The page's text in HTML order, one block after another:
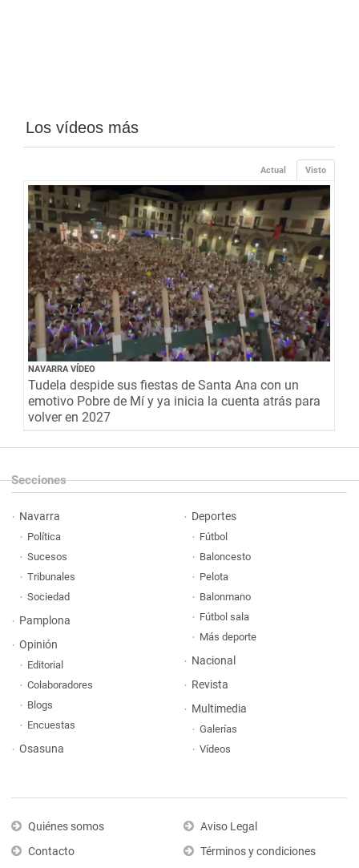
Los vídeos más
Visto
Actual
NAVARRA VÍDEO
Tudela despide sus fiestas de Santa Ana con un
emotivo Pobre de Mí y ya inicia la cuenta atrás para
volver en 2027
Secciones
Navarra
Política
Sucesos
Tribunales
Sociedad
Pamplona
Opinión
Editorial
Colaboradores
Blogs
Encuestas
Osasuna
Deportes
Fútbol
Baloncesto
Pelota
Balonmano
Fútbol sala
Más deporte
Nacional
Revista
Multimedia
Galerías
Vídeos
Quiénes somos
Contacto
Aviso Legal
Términos y condiciones